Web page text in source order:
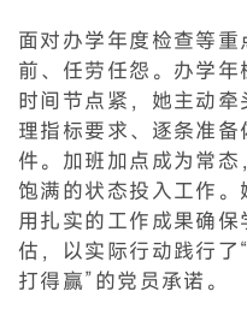
面对办学年度检查等
前、任劳任怨。办学年
时间节点紧，她主动
理指标要求、逐条准
件。加班加点成为常
饱满的状态投入工作。
用扎实的工作成果确
估，以实际行动践行了
打得赢”的党员承诺。